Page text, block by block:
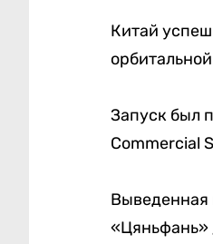
Китай
Запуск был
Commercial
Выведенная
«Цяньфань»